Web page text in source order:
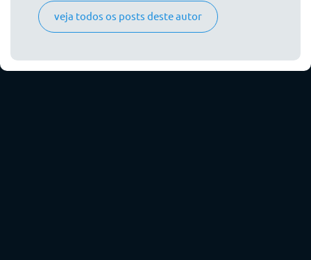
veja todos os posts deste autor